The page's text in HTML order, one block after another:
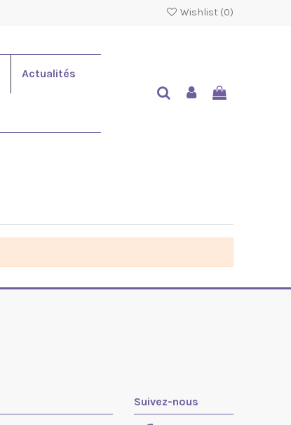
Wishlist (0)
Actualités
Suivez-nous